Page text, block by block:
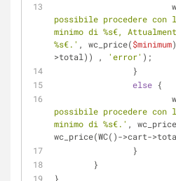
possibile procedere
minimo di %s€,
%s€.' , wc_price($minimum
>total)) ,
'error' );
		}
else {
possibile procedere
minimo di %s€.' ,
wc_price(WC()->cart-
		}
	}
}